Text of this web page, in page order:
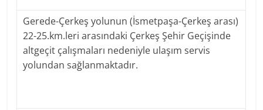
Gerede-Çerkeş yolunun (İsmetpaşa-Çerkeş arası)
22-25.km.leri arasındaki Çerkeş Şehir Geçişinde
altgeçit çalışmaları nedeniyle ulaşım servis
yolundan sağlanmaktadır.